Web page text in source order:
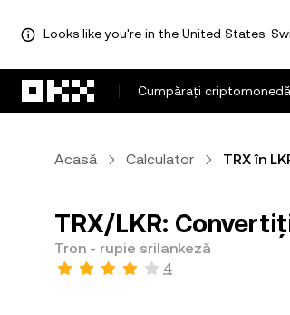
Looks like you're in the United States.
Cumpărați criptomonedă
Acasă Calculator TRX în
TRX/LKR:
Tron - rupie srilankeză
4